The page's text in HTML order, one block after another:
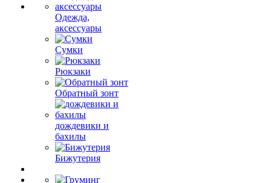
Одежда,
аксессуары
Сумки
Рюкзаки
Обратный зонт
дождевики и
бахилы
Бижутерия